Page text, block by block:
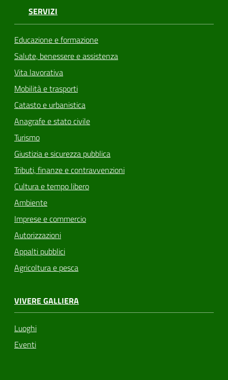
SERVIZI
Educazione e formazione
Salute, benessere e assistenza
Vita lavorativa
Mobilità e trasporti
Catasto e urbanistica
Anagrafe e stato civile
Turismo
Giustizia e sicurezza pubblica
Tributi, finanze e contravvenzioni
Cultura e tempo libero
Ambiente
Imprese e commercio
Autorizzazioni
Appalti pubblici
Agricoltura e pesca
VIVERE GALLIERA
Luoghi
Eventi